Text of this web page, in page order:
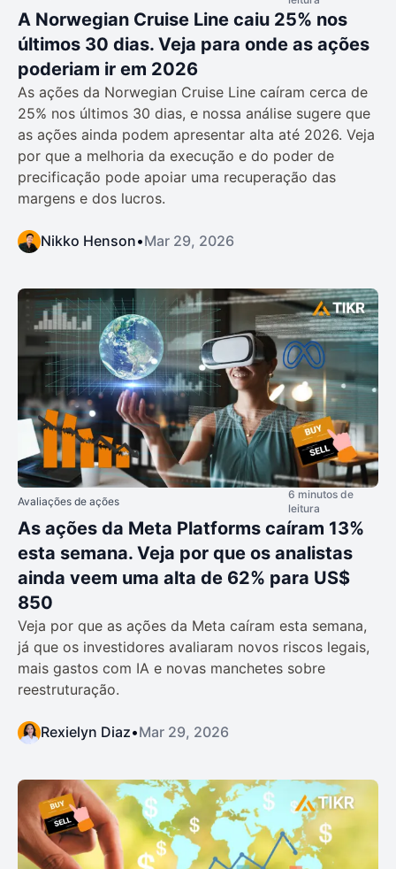
A Norwegian Cruise Line caiu 25% nos
últimos 30 dias. Veja para onde as ações
poderiam ir em 2026
As ações da Norwegian Cruise Line caíram cerca de
25% nos últimos 30 dias, e nossa análise sugere que
as ações ainda podem apresentar alta até 2026. Veja
por que a melhoria da execução e do poder de
precificação pode apoiar uma recuperação das
margens e dos lucros.
Nikko Henson•Mar 29, 2026
Avaliações de ações
6 minutos de
leitura
As ações da Meta Platforms caíram 13%
esta semana. Veja por que os analistas
ainda veem uma alta de 62% para US$
850
Veja por que as ações da Meta caíram esta semana,
já que os investidores avaliaram novos riscos legais,
mais gastos com IA e novas manchetes sobre
reestruturação.
Rexielyn Diaz•Mar 29, 2026